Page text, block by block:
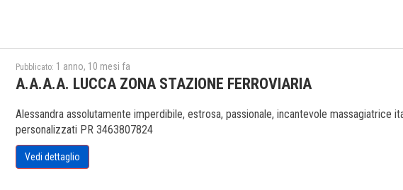
Pubblicato: 1 anno, 10 mesi fa
A.A.A.A. LUCCA ZONA STAZIONE FERROVIARIA
Alessandra assolutamente imperdibile, estrosa, passionale, incantevole massagiatrice
personalizzati PR 3463807824
Vedi dettaglio